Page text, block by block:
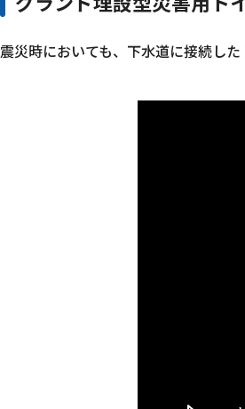
震災時においても、下水道に接続し